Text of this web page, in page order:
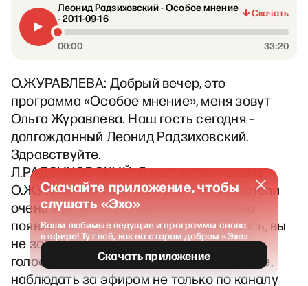
Леонид Радзиховский - Особое мнение
- 2011-09-16
Скачать
00:00 33:20
О.ЖУРАВЛЕВА: Добрый вечер, это
программа «Особое мнение», меня зовут
Ольга Журавлева. Наш гость сегодня –
долгожданный Леонид Радзиховский.
Здравствуйте.
Л.РАДЗИХОВСКИЙ: Я рад, что вы ждали.
О.ЖУРАВЛЕВА: Да, мы ждали, и слушатели
очень ждали, очень рады, что вы снова
появились в этой передаче. Ну, надеюсь, вы
не забыли, что можно писать, можно
голосовать, можно смотреть в интернете,
наблюдать за эфиром не только по каналу
Скачайте приложение, чтобы
слушать «Эхо»
Ваши любимые ведущие и программы снова
в эфире! Тут всё, как на старом добром «Эхе»
Скачать приложение